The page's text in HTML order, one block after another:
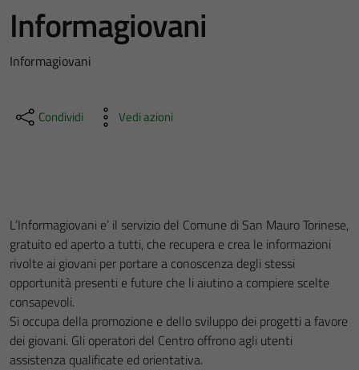
Informagiovani
Informagiovani
Condividi Vedi azioni
L’Informagiovani e’ il servizio del Comune di San Mauro Torinese,
gratuito ed aperto a tutti, che recupera e crea le informazioni
rivolte ai giovani per portare a conoscenza degli stessi
opportunità presenti e future che li aiutino a compiere scelte
consapevoli.
Si occupa della promozione e dello sviluppo dei progetti a favore
dei giovani. Gli operatori del Centro offrono agli utenti
assistenza qualificate ed orientativa.